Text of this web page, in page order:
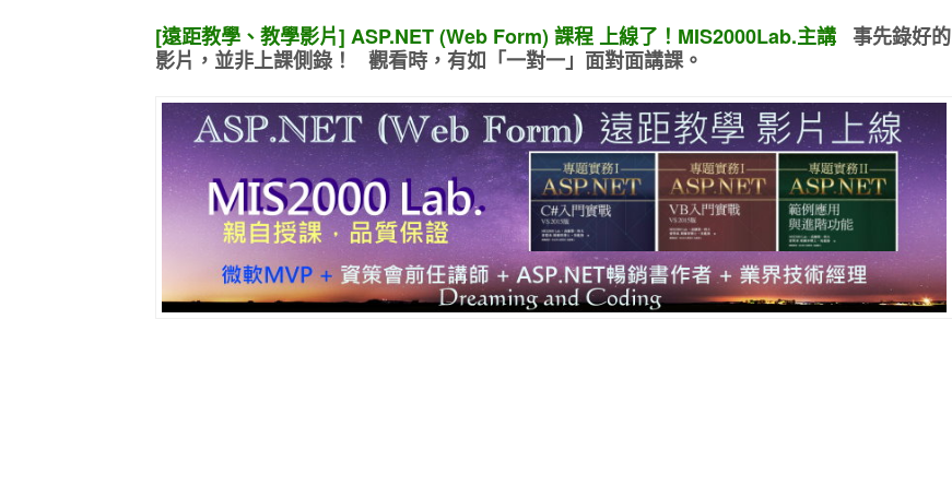
[遠距教學、教學影片] ASP.NET (Web Form) 課程 上線了！MIS2000Lab.主講 事先錄好的
影片，並非上課側錄！ 觀看時，有如 「一對一」面對面講課。